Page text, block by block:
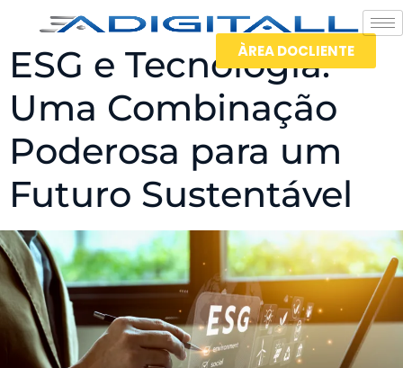
ÀREA DOCLIENTE
ESG e Tecnologia:
Uma Combinação
Poderosa para um
Futuro Sustentável